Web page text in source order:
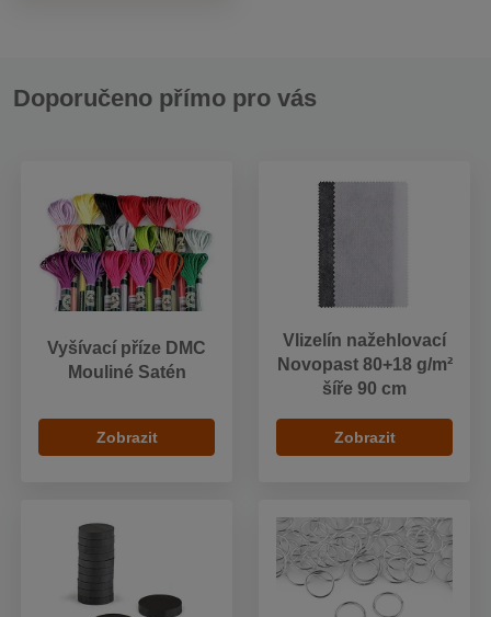
Doporučeno přímo pro vás
Vyšívací příze DMC
Mouliné Satén
Zobrazit
Vlizelín nažehlovací
Novopast 80+18 g/m²
šíře 90 cm
Zobrazit